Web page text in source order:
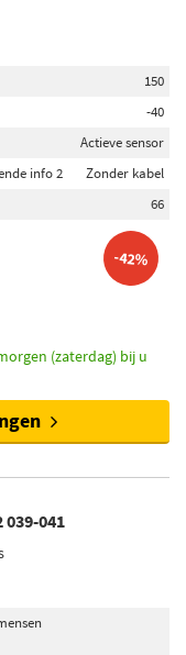
150
-40
Actieve sensor
info 2
Zonder kabel
66
-42%
(zaterdag) bij u
039-041